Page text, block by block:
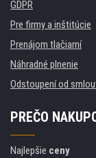
GDPR
Pre firmy a inštitúcie
Prenájom tlačiarní
Náhradné plnenie
Odstoupení od
PREČO
Najlepšie ceny